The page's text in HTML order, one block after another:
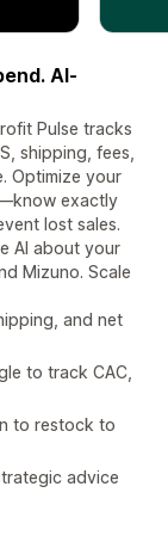
AI-
Pulse tracks
shipping, fees,
Optimize your
exactly
lost sales.
AI about your
Mizuno. Scale
and net
to track CAC,
to restock to
advice